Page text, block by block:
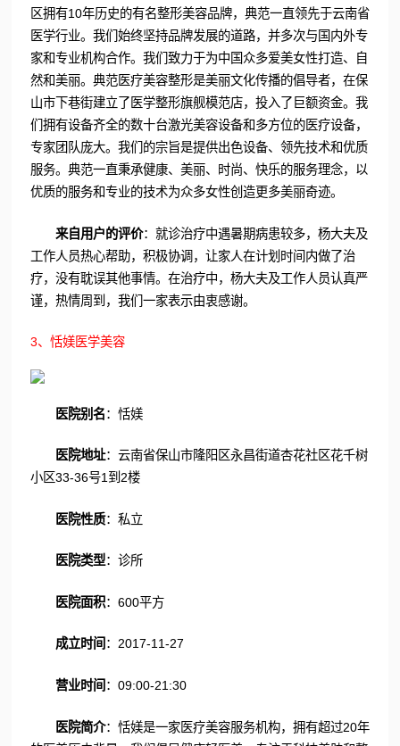
区拥有10年历史的有名整形美容品牌，典范一直领先于云南省
医学行业。我们始终坚持品牌发展的道路，并多次与国内外专
家和专业机构合作。我们致力于为中国众多爱美女性打造、自
然和美丽。典范医疗美容整形是美丽文化传播的倡导者，在保
山市下巷街建立了医学整形旗舰模范店，投入了巨额资金。我
们拥有设备齐全的数十台激光美容设备和多方位的医疗设备，
专家团队庞大。我们的宗旨是提供出色设备、领先技术和优质
服务。典范一直秉承健康、美丽、时尚、快乐的服务理念，以
优质的服务和专业的技术为众多女性创造更多美丽奇迹。
来自用户的评价：就诊治疗中遇暑期病患较多，杨大夫及
工作人员热心帮助，积极协调，让家人在计划时间内做了治
疗，没有耽误其他事情。在治疗中，杨大夫及工作人员认真严
谨，热情周到，我们一家表示由衷感谢。
3、恬媄医学美容
医院别名：恬媄
医院地址：云南省保山市隆阳区永昌街道杏花社区花千树
小区33-36号1到2楼
医院性质：私立
医院类型：诊所
医院面积：600平方
成立时间 ：2017-11-27
营业时间 ：09:00-21:30
医院简介：恬媄是一家医疗美容服务机构，拥有超过20年